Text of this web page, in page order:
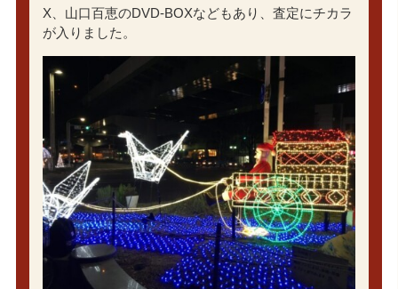
X、山口百恵のDVD-BOXなどもあり、査定にチカラ
が入りました。